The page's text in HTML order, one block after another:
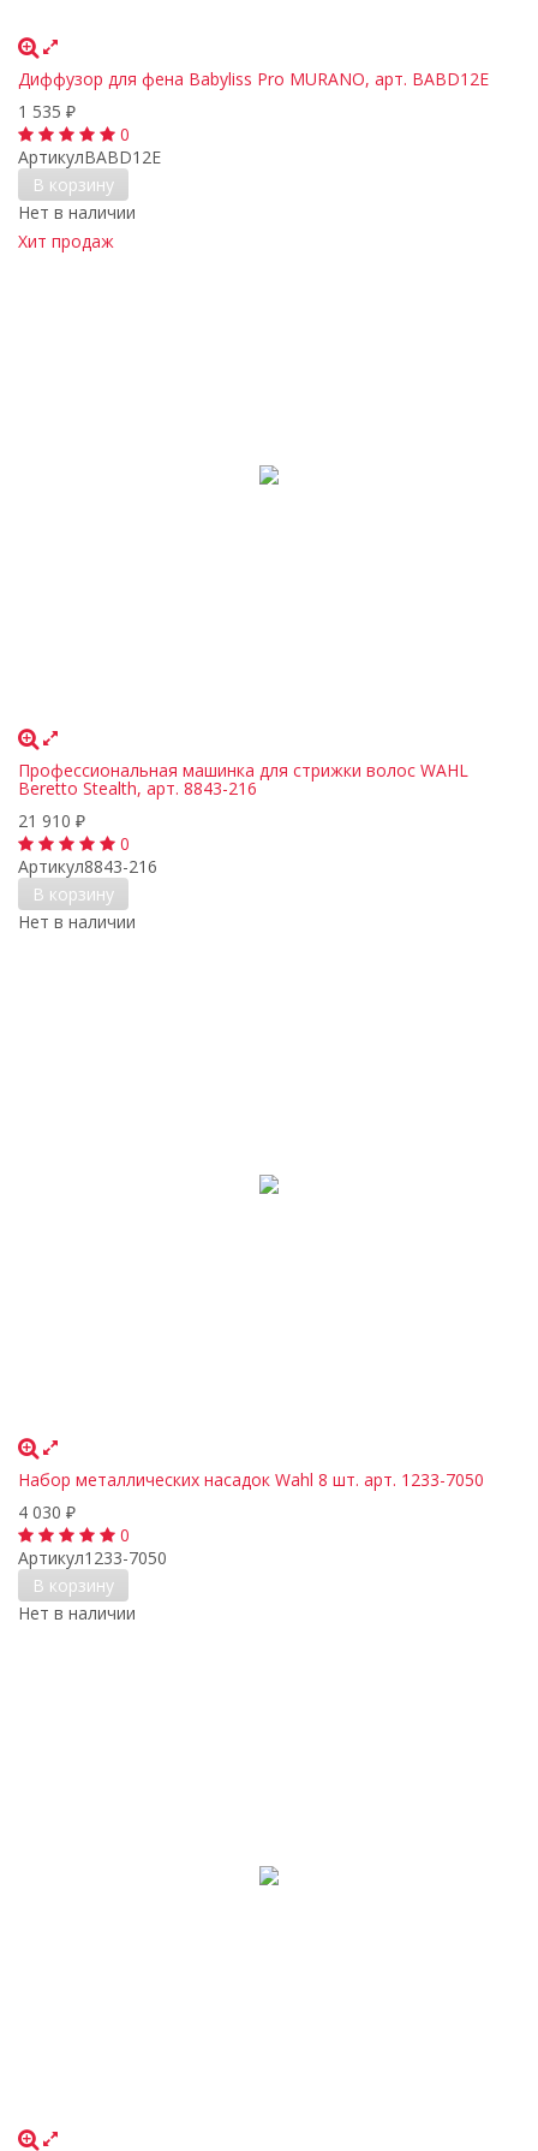
Диффузор для фена Babyliss Pro MURANO, арт. BABD12E
1 535 ₽
0
АртикулBABD12E
В корзину
Нет в наличии
Хит продаж
Профессиональная машинка для стрижки волос WAHL
Beretto Stealth, арт. 8843-216
21 910 ₽
0
Артикул8843-216
В корзину
Нет в наличии
Набор металлических насадок Wahl 8 шт. арт. 1233-7050
4 030 ₽
0
Артикул1233-7050
В корзину
Нет в наличии